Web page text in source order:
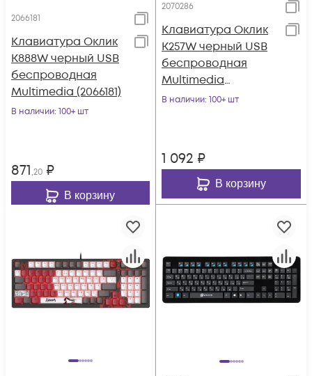
2066181
Клавиатура Оклик
K888W черный USB
беспроводная
Multimedia (2066181)
В наличии: 100+ шт
871,20 ₽
В корзину
2070286
Клавиатура Оклик
K257W черный USB
беспроводная
Multimedia
(подставка для
В наличии: 100+ шт
1 092 ₽
В корзину